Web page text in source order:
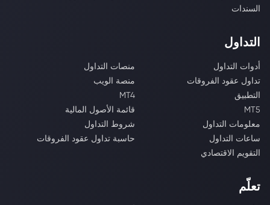
السندات
التداول
أدوات التداول
منصات التداول
تداول عقود الفروقات
منصة الويب
التطبيق
MT4
MT5
قائمة الأصول المالية
معلومات التداول
شروط التداول
ساعات التداول
حاسبة تداول عقود الفروقات
التقويم الاقتصادي
تعلّم